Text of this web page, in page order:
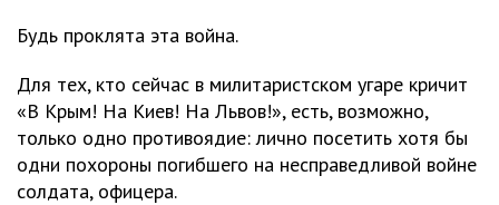
Будь проклята эта война.
Для тех, кто сейчас в милитаристском угаре кричит
«В Крым! На Киев! На Львов!», есть, возможно,
только одно противоядие: лично посетить хотя бы
одни похороны погибшего на несправедливой войне
солдата, офицера.